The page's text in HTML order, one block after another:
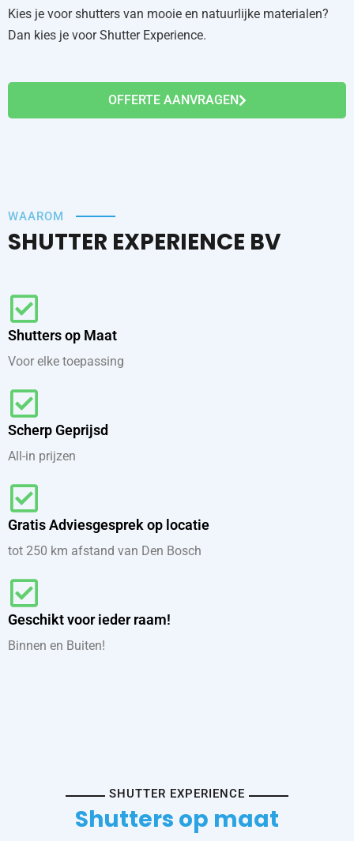
Kies je voor shutters van mooie en natuurlijke materialen?
Dan kies je voor Shutter Experience.
OFFERTE AANVRAGEN
WAAROM
SHUTTER EXPERIENCE BV
Shutters op Maat
Voor elke toepassing
Scherp Geprijsd
All-in prijzen
Gratis Adviesgesprek op locatie
tot 250 km afstand van Den Bosch
Geschikt voor ieder raam!
Binnen en Buiten!
SHUTTER EXPERIENCE
Shutters op maat